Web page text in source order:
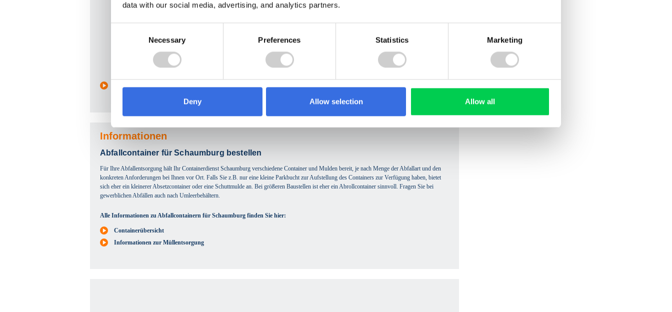
data with our social media, advertising, and analytics partners.
Necessary Preferences Statistics Marketing
Deny Allow selection Allow all
Gartenabfälle Erdaushub
Informationen
Abfallcontainer für Schaumburg bestellen
Für Ihre Abfallentsorgung hält Ihr Containerdienst Schaumburg verschiedene Container und Mulden bereit, je nach Menge der Abfallart und den
konkreten Anforderungen bei Ihnen vor Ort. Falls Sie z.B. nur eine kleine Parkbucht zur Aufstellung des Containers zur Verfügung haben, bietet
sich eher ein kleinerer Absetzcontainer oder eine Schuttmulde an. Bei größeren Baustellen ist eher ein Abrollcontainer sinnvoll. Fragen Sie bei
gewerblichen Abfällen auch nach Umleerbehältern.
Alle Informationen zu Abfallcontainern für Schaumburg finden Sie hier:
Containerübersicht
Informationen zur Müllentsorgung